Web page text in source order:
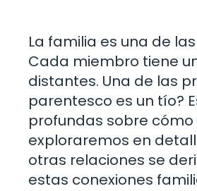
La familia es una de
Cada miembro tiene
distantes. Una de las
parentesco es un tío?
profundas sobre
exploraremos en
otras relaciones se
estas conexiones